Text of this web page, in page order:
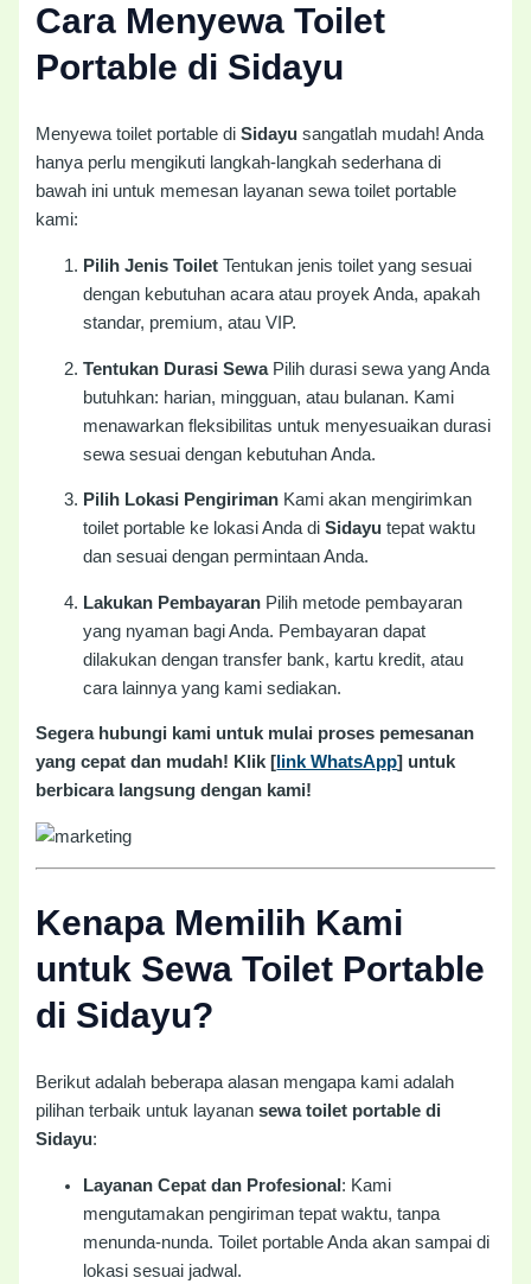
Cara Menyewa Toilet
Portable di Sidayu
Menyewa toilet portable diSidayu sangatlah mudah! Anda
hanya perlu mengikuti langkah-langkah sederhana di
bawah ini untuk memesan layanan sewa toilet portable
kami:
Pilih Jenis Toilet Tentukan jenis toilet yang sesuai
dengan kebutuhan acara atau proyek Anda, apakah
standar, premium, atau VIP.
Tentukan Durasi SewaPilih durasi sewa yang Anda
butuhkan: harian, mingguan, atau bulanan. Kami
menawarkan fleksibilitas untuk menyesuaikan durasi
sewa sesuai dengan kebutuhan Anda.
Pilih Lokasi Pengiriman Kami akan mengirimkan
toilet portable ke lokasi Anda diSidayu tepat waktu
dan sesuai dengan permintaan Anda.
Lakukan Pembayaran Pilih metode pembayaran
yang nyaman bagi Anda. Pembayaran dapat
dilakukan dengan transfer bank, kartu kredit, atau
cara lainnya yang kami sediakan.
Segera hubungi kami untuk mulai proses pemesanan
yang cepat dan mudah! Klik [ link WhatsApp] untuk
berbicara langsung dengan kami!
Kenapa Memilih Kami
untuk Sewa Toilet Portable
di Sidayu?
Berikut adalah beberapa alasan mengapa kami adalah
pilihan terbaik untuk layanansewa toilet portable di
Sidayu:
Layanan Cepat dan Profesional : Kami
mengutamakan pengiriman tepat waktu, tanpa
menunda-nunda. Toilet portable Anda akan sampai di
lokasi sesuai jadwal.